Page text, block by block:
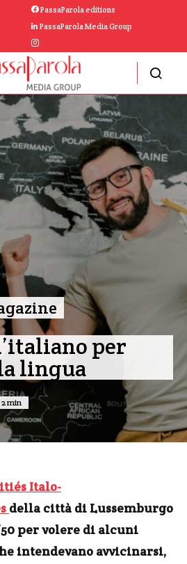
PassaParola editions
PassaParola Media Group
per
lingua
2 min
Italo-
della città di Lussemburgo
per volere di alcuni
intendevano avvicinarsi,